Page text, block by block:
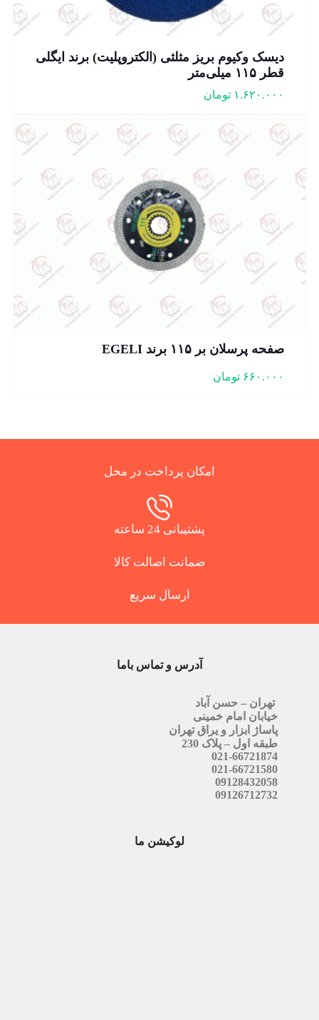
دیسک وکیوم بریز مثلثی (الکتروپلیت) برند ایگلی
قطر ۱۱۵ میلی‌متر
۱.۶۲۰.۰۰۰ تومان
صفحه پرسلان بر ۱۱۵ برند EGELI
۶۶۰.۰۰۰ تومان
امکان پرداخت در محل
پشتیبانی 24 ساعته
ضمانت اصالت کالا
ارسال سریع
آدرس و تماس باما
تهران – حسن آباد
خیابان امام خمینی
پاساژ ابزار و یراق تهران
طبقه اول – پلاک 230
021-66721874
021-66721580
09128432058
09126712732
لوکیشن ما